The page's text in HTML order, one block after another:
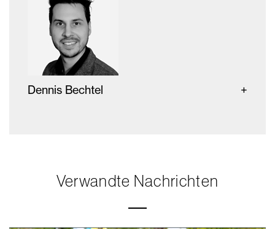
Dennis Bechtel
Verwandte Nachrichten